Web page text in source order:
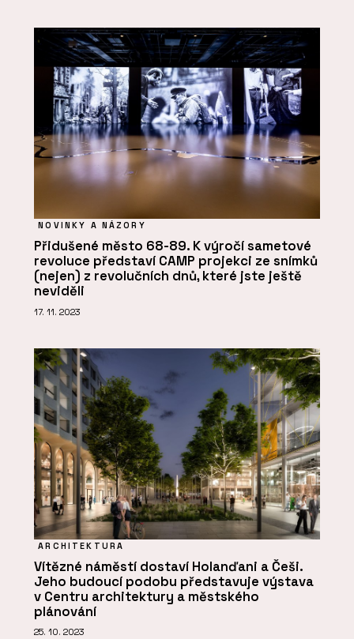
NOVINKY A NÁZORY
Přidušené město 68-89. K výročí sametové
revoluce představí CAMP projekci ze snímků
(nejen) z revolučních dnů, které jste ještě
neviděli
17. 11. 2023
ARCHITEKTURA
Vítězné náměstí dostaví Holanďani a Češi.
Jeho budoucí podobu představuje výstava
v Centru architektury a městského
plánování
25. 10. 2023